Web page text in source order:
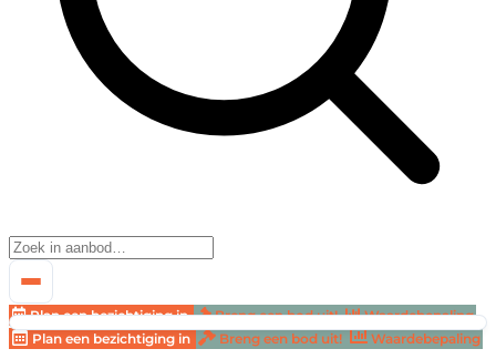
Plan een bezichtiging in Breng een bod uit!
Waardebepaling
Plan een bezichtiging in
Breng een bod uit! Waardebepaling